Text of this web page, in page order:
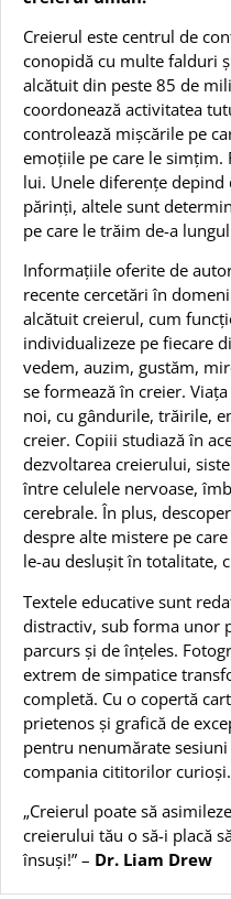
Creierul este centrul de
conopidă cu multe falduri
alcătuit din peste 85 de
coordonează activitatea
controlează mișcările pe
emoțiile pe care le simțim.
lui. Unele diferențe
părinți, altele sunt
pe care le trăim de-a
Informațiile oferite de
recente cercetări în
alcătuit creierul, cum
individualizeze pe fiecare
vedem, auzim, gustăm,
se formează în creier.
noi, cu gândurile, trăirile,
creier. Copiii studiază în
dezvoltarea creierului,
între celulele nervoase,
cerebrale. În plus,
despre alte mistere pe
le-au deslușit în totalitate,
Textele educative sunt
distractiv, sub forma unor
parcurs și de înțeles.
extrem de simpatice
completă. Cu o copertă
prietenos și grafică de
pentru nenumărate
compania cititorilor curioși.
„Creierul poate să
creierului tău o să-i placă
însuși!” – Dr. Liam Drew